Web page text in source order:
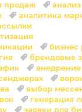
продаж
аналитика
бизнес
брендовые
внедрение
выбор
генерация
заявки для